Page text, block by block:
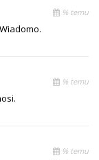
% temu
% temu
% temu